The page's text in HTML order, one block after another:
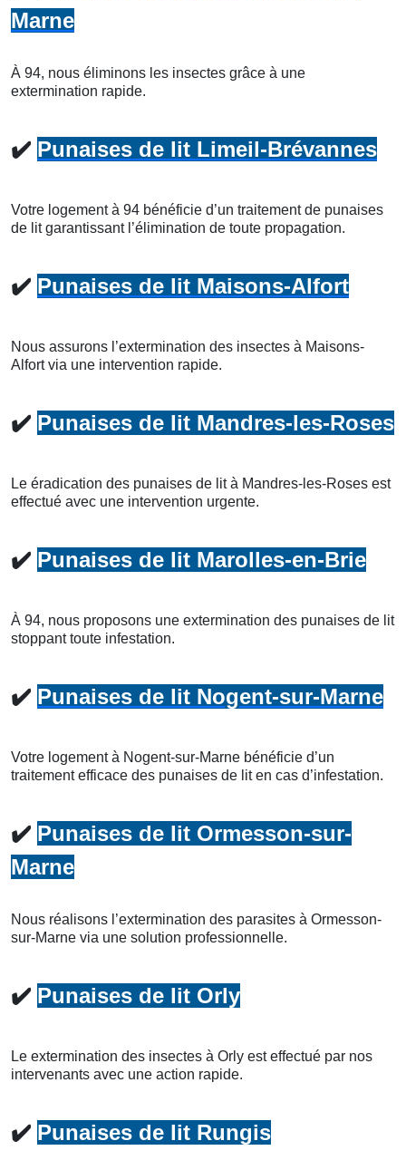
Marne
À 94, nous éliminons les insectes grâce à une
extermination rapide.
✔️ Punaises de lit Limeil-Brévannes
Votre logement à 94 bénéficie d’un traitement de punaises
de lit garantissant l’élimination de toute propagation.
✔️ Punaises de lit Maisons-Alfort
Nous assurons l’extermination des insectes à Maisons-
Alfort via une intervention rapide.
✔️ Punaises de lit Mandres-les-Roses
Le éradication des punaises de lit à Mandres-les-Roses est
effectué avec une intervention urgente.
✔️ Punaises de lit Marolles-en-Brie
À 94, nous proposons une extermination des punaises de lit
stoppant toute infestation.
✔️ Punaises de lit Nogent-sur-Marne
Votre logement à Nogent-sur-Marne bénéficie d’un
traitement efficace des punaises de lit en cas d’infestation.
✔️ Punaises de lit Ormesson-sur-
Marne
Nous réalisons l’extermination des parasites à Ormesson-
sur-Marne via une solution professionnelle.
✔️ Punaises de lit Orly
Le extermination des insectes à Orly est effectué par nos
intervenants avec une action rapide.
✔️ Punaises de lit Rungis